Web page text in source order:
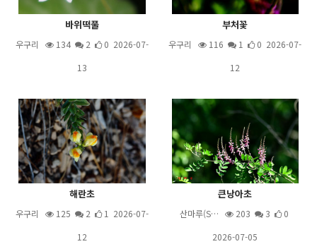
바위떡풀
우구리 134 2
0 2026-07-
13
부처꽃
우구리 116 1
0 2026-07-
12
해란초
우구리 125 2
1 2026-07-
12
큰낭아초
산마루(S… 203 3
0
2026-07-05